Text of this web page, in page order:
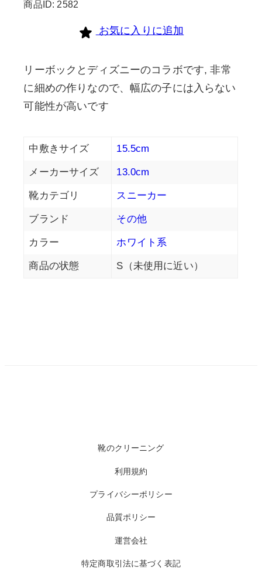
商品ID: 2582
お気に入りに追加
リーボックとディズニーのコラボです, 非常
に細めの作りなので、幅広の子には入らない
可能性が高いです
中敷きサイズ 15.5cm
メーカーサイズ 13.0cm
靴カテゴリ スニーカー
ブランド その他
カラー ホワイト系
商品の状態 S（未使用に近い）
靴のクリーニング
利用規約
プライバシーポリシー
品質ポリシー
運営会社
特定商取引法に基づく表記